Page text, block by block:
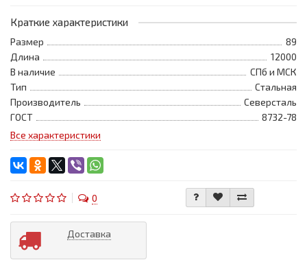
Краткие характеристики
Размер
89
Длина
12000
В наличие
СПб и МСК
Тип
Стальная
Производитель
Северсталь
ГОСТ
8732-78
Все характеристики
0
Доставка